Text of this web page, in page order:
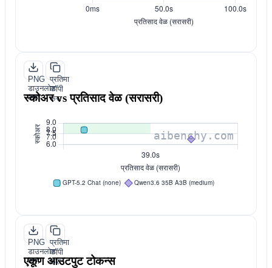
PNG
डाउनलोड
करा
प्रतिमा
कॉपी
करा
स्कोअर vs प्रतिसाद वेळ (सरासरी)
PNG
डाउनलोड
करा
प्रतिमा
कॉपी
करा
एकूण आउटपुट टोकन्स